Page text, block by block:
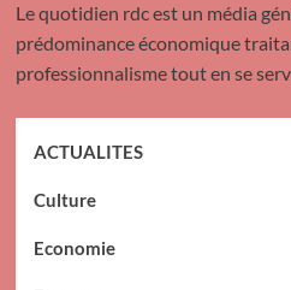
Le quotidien rdc est un média
prédominance économique
professionnalisme tout en se
ACTUALITES
Culture
Economie